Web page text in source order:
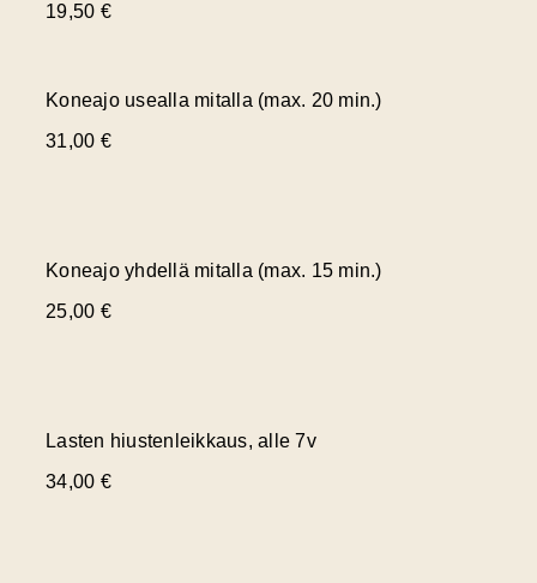
19,50 €
Koneajo usealla mitalla (max. 20 min.)
31,00 €
Koneajo yhdellä mitalla (max. 15 min.)
25,00 €
Lasten hiustenleikkaus, alle 7v
34,00 €